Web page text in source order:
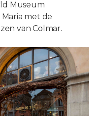
Museum
met de
van Colmar.